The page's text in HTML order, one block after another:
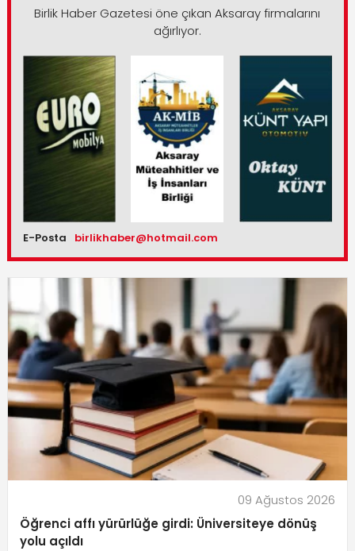
Birlik Haber Gazetesi öne çıkan Aksaray firmalarını
ağırlıyor.
E-Posta birlikhaber@hotmail.com
09 Ağustos 2026
Öğrenci affı yürürlüğe girdi: Üniversiteye dönüş
yolu açıldı